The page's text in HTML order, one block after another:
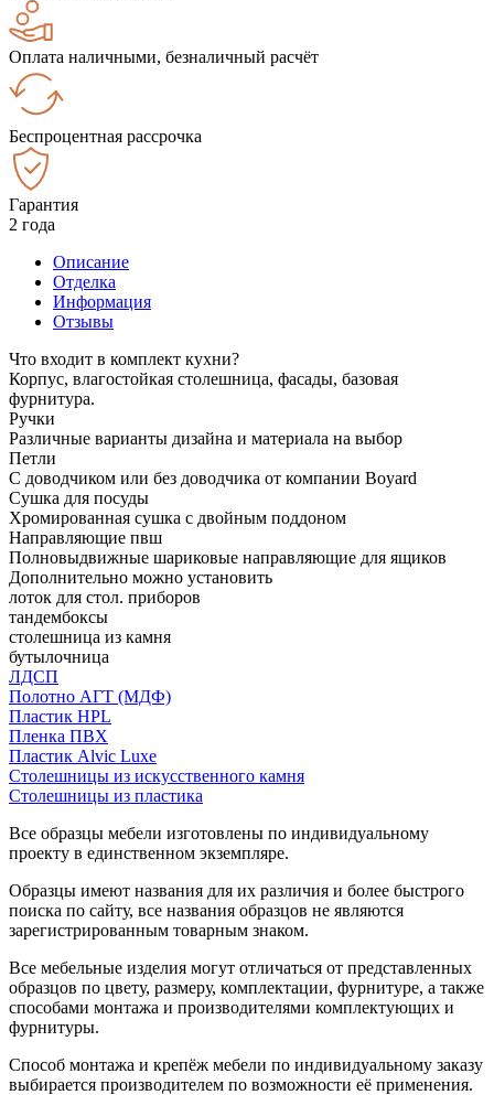
Оплата наличными, безналичный расчёт
Беспроцентная рассрочка
Гарантия
2 года
Описание
Отделка
Информация
Отзывы
Что входит в комплект кухни?
Корпус, влагостойкая столешница, фасады, базовая
фурнитура.
Ручки
Различные варианты дизайна и материала на выбор
Петли
С доводчиком или без доводчика от компании Boyard
Сушка для посуды
Хромированная сушка с двойным поддоном
Направляющие пвш
Полновыдвижные шариковые направляющие для ящиков
Дополнительно можно установить
лоток для стол. приборов
тандембоксы
столешница из камня
бутылочница
ЛДСП
Полотно АГТ (МДФ)
Пластик HPL
Пленка ПВХ
Пластик Alvic Luxe
Столешницы из искусственного камня
Столешницы из пластика
Все образцы мебели изготовлены по индивидуальному
проекту в единственном экземпляре.
Образцы имеют названия для их различия и более быстрого
поиска по сайту, все названия образцов не являются
зарегистрированным товарным знаком.
Все мебельные изделия могут отличаться от представленных
образцов по цвету, размеру, комплектации, фурнитуре, а также
способами монтажа и производителями комплектующих и
фурнитуры.
Способ монтажа и крепёж мебели по индивидуальному заказу
выбирается производителем по возможности её применения.